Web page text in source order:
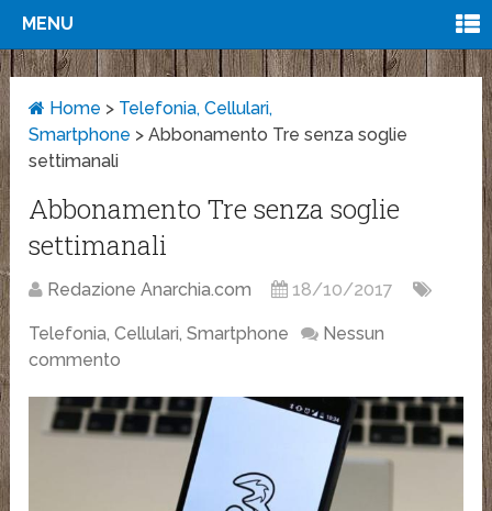
MENU
Home > Telefonia, Cellulari,
Smartphone >Abbonamento Tre senza soglie
settimanali
Abbonamento Tre senza soglie
settimanali
Redazione Anarchia.com 18/10/2017
Telefonia, Cellulari, Smartphone
Nessun
commento